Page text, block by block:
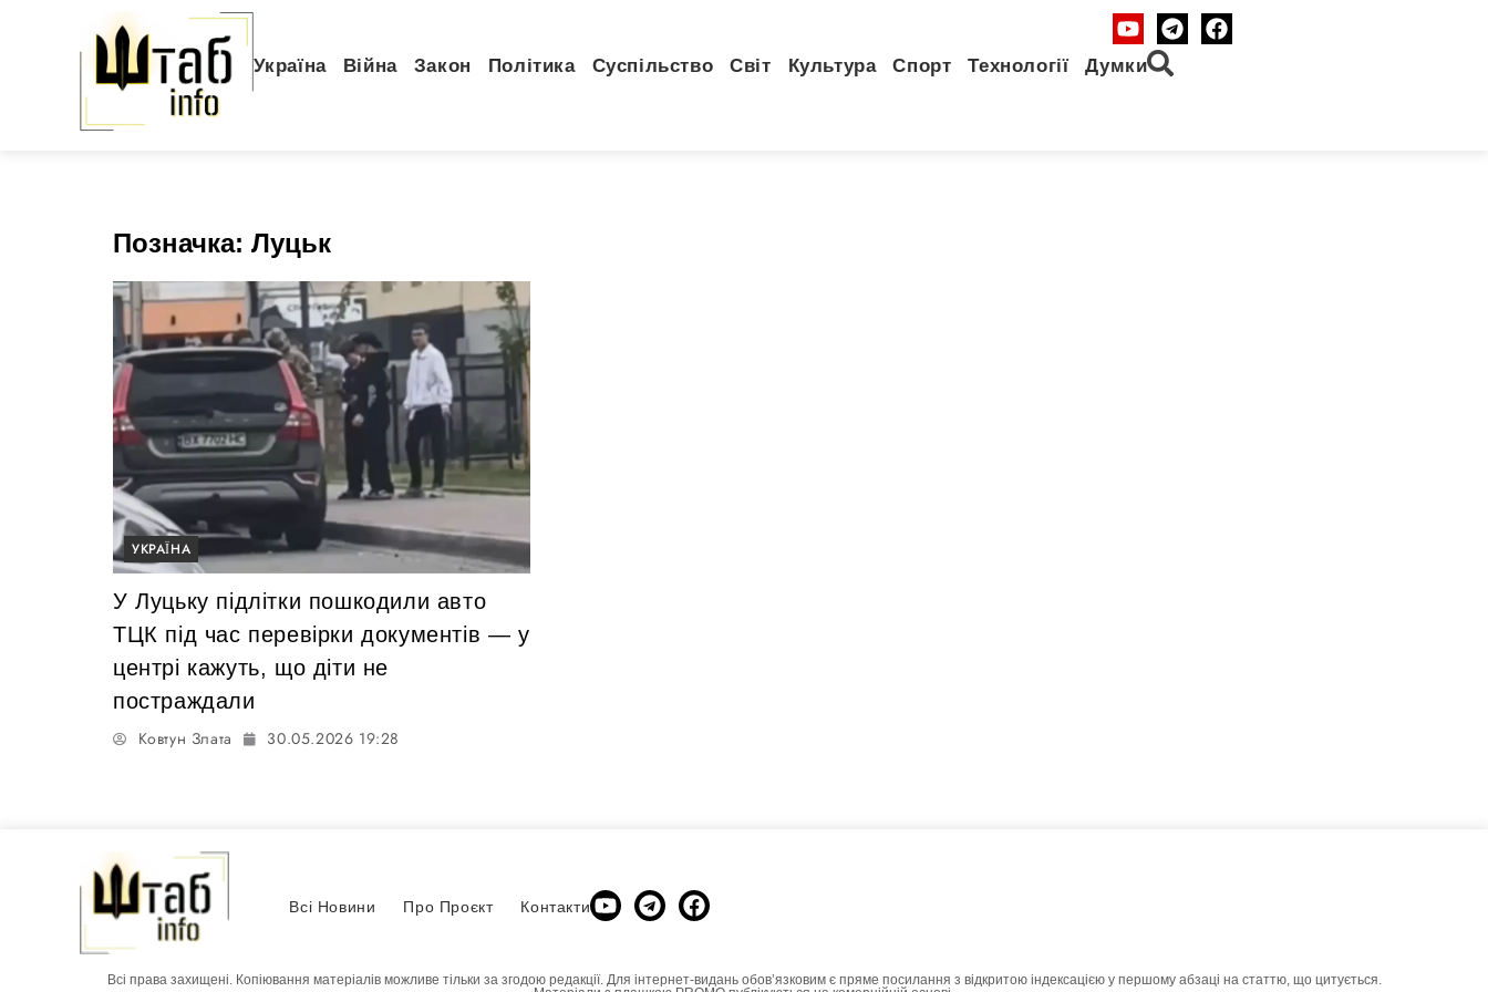
Україна Війна Закон Політика Суспільство Світ Культура Спорт Технології Думки
Позначка: Луцьк
УКРАЇНА
У Луцьку підлітки пошкодили авто
ТЦК під час перевірки документів — у
центрі кажуть, що діти не
постраждали
Ковтун Злата 30.05.2026 19:28
Всі Новини Про Проєкт Контакти
Всі права захищені. Копіювання матеріалів можливе тільки за згодою редакції. Для інтернет-видань обовʼязковим є пряме посилання з відкритою індексацією у першому абзаці на статтю, що цитується.